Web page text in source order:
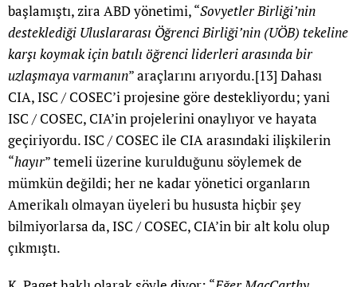
başlamıştı, zira ABD yönetimi, “Sovyetler Birliği’nin
desteklediği Uluslararası Öğrenci Birliği’nin (UÖB) tekeline
karşı koymak için batılı öğrenci liderleri arasında bir
uzlaşmaya varmanın” araçlarını arıyordu.[13] Dahası
CIA, ISC / COSEC’i projesine göre destekliyordu; yani
ISC / COSEC, CIA’in projelerini onaylıyor ve hayata
geçiriyordu. ISC / COSEC ile CIA arasındaki ilişkilerin
“hayır” temeli üzerine kurulduğunu söylemek de
mümkün değildi; her ne kadar yönetici organların
Amerikalı olmayan üyeleri bu hususta hiçbir şey
bilmiyorlarsa da, ISC / COSEC, CIA’in bir alt kolu olup
çıkmıştı.